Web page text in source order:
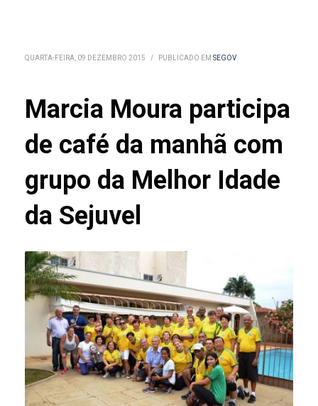
QUARTA-FEIRA, 09 DEZEMBRO 2015 / PUBLICADO EM SEGOV
Marcia Moura participa
de café da manhã com
grupo da Melhor Idade
da Sejuvel